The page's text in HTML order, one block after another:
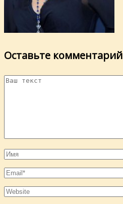
Оставьте комментарий